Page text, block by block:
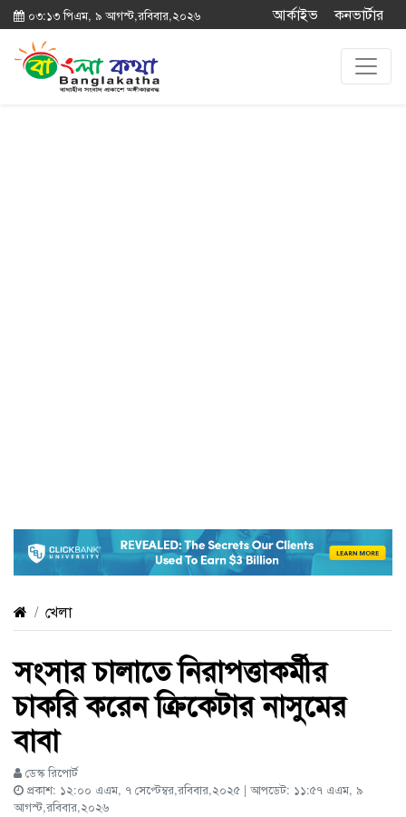
০৩:১৩ পিএম, ৯ আগস্ট,রবিবার,২০২৬ আর্কাইভ কনভার্টার
খেলা
সংসার চালাতে নিরাপত্তাকর্মীর
চাকরি করেন ক্রিকেটার নাসুমের
বাবা
ডেস্ক রিপোর্ট
প্রকাশ: ১২:০০ এএম, ৭ সেপ্টেম্বর,রবিবার,২০২৫ | আপডেট: ১১:৫৭ এএম, ৯
আগস্ট,রবিবার,২০২৬